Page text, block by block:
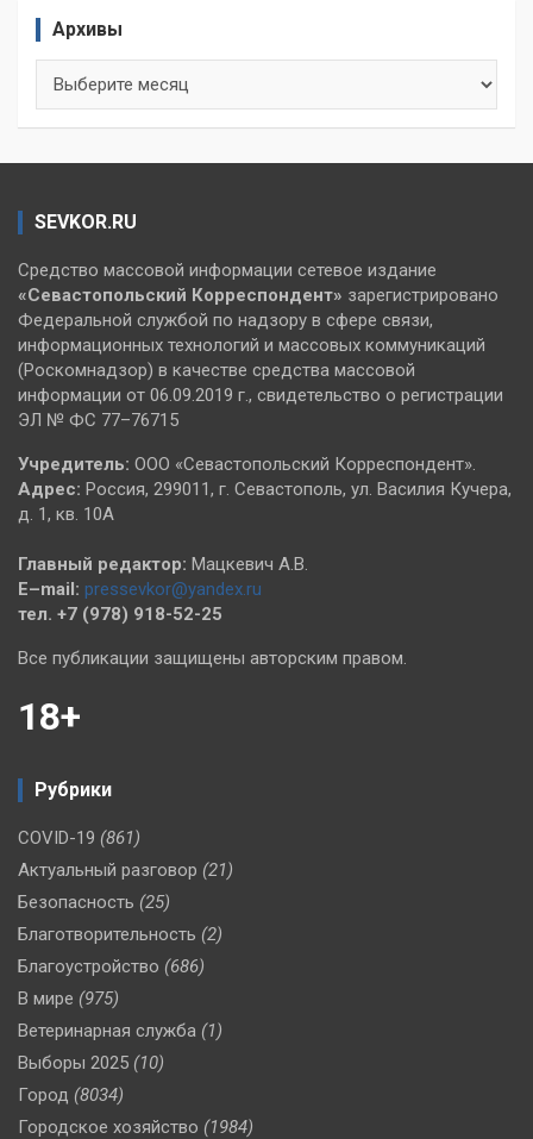
Архивы
SEVKOR.RU
Средство массовой информации сетевое издание
«Севастопольский Корреспондент» зарегистрировано
Федеральной службой по надзору в сфере связи,
информационных технологий и массовых коммуникаций
(Роскомнадзор) в качестве средства массовой
информации от 06.09.2019 г., свидетельство о регистрации
ЭЛ № ФС 77–76715
Учредитель: ООО «Севастопольский Корреспондент».
Адрес: Россия, 299011, г. Севастополь, ул. Василия Кучера,
д. 1, кв. 10А
Главный редактор: Мацкевич А.В.
E–mail: pressevkor@yandex.ru
тел. +7 (978) 918-52-25
Все публикации защищены авторским правом.
18+
Рубрики
COVID-19 (861)
Актуальный разговор (21)
Безопасность (25)
Благотворительность (2)
Благоустройство (686)
В мире (975)
Ветеринарная служба (1)
Выборы 2025 (10)
Город (8034)
Городское хозяйство (1984)